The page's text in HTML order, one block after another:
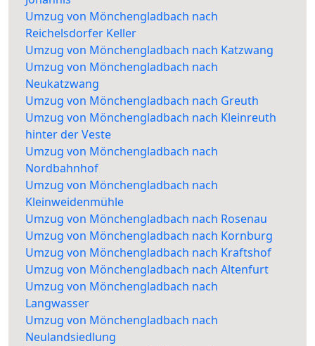
Umzug von Mönchengladbach nach
Reichelsdorfer Keller
Umzug von Mönchengladbach nach Katzwang
Umzug von Mönchengladbach nach
Neukatzwang
Umzug von Mönchengladbach nach Greuth
Umzug von Mönchengladbach nach Kleinreuth
hinter der Veste
Umzug von Mönchengladbach nach
Nordbahnhof
Umzug von Mönchengladbach nach
Kleinweidenmühle
Umzug von Mönchengladbach nach Rosenau
Umzug von Mönchengladbach nach Kornburg
Umzug von Mönchengladbach nach Kraftshof
Umzug von Mönchengladbach nach Altenfurt
Umzug von Mönchengladbach nach
Langwasser
Umzug von Mönchengladbach nach
Neulandsiedlung